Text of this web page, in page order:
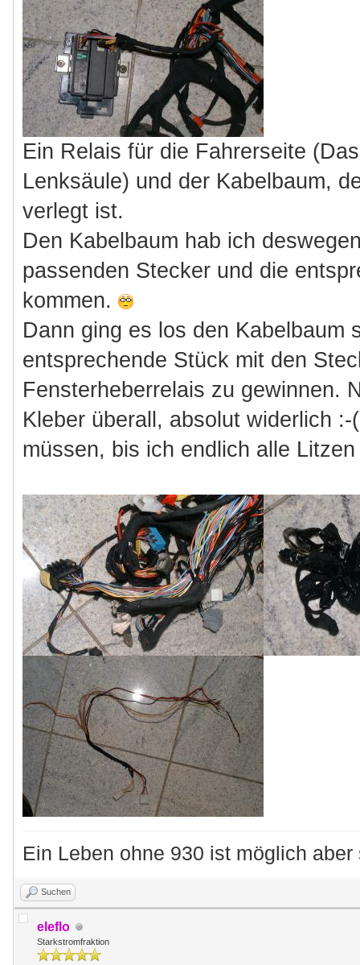
Ein Relais für die Fahrerseite
Lenksäule) und der Kabelbaum,
verlegt ist.
Den Kabelbaum hab ich
passenden Stecker und die
kommen.
Dann ging es los den Kabelbaum
entsprechende Stück mit den
Fensterheberrelais zu gewinnen.
Kleber überall, absolut widerlich
müssen, bis ich endlich alle
Ein Leben ohne 930 ist möglich aber
Suchen
eleflo
Starkstromfraktion